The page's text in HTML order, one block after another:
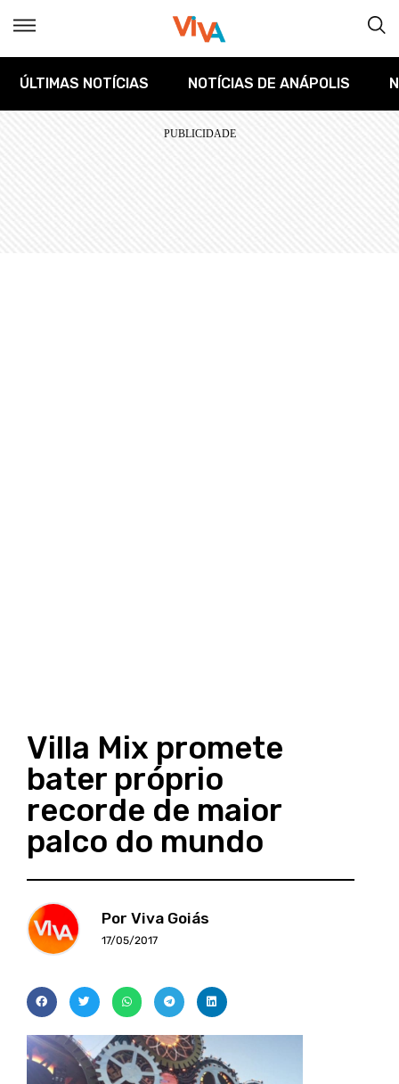
ÚLTIMAS NOTÍCIAS NOTÍCIAS DE ANÁPOLIS
Villa Mix promete
bater próprio
recorde de maior
palco do mundo
Por Viva Goiás
17/05/2017